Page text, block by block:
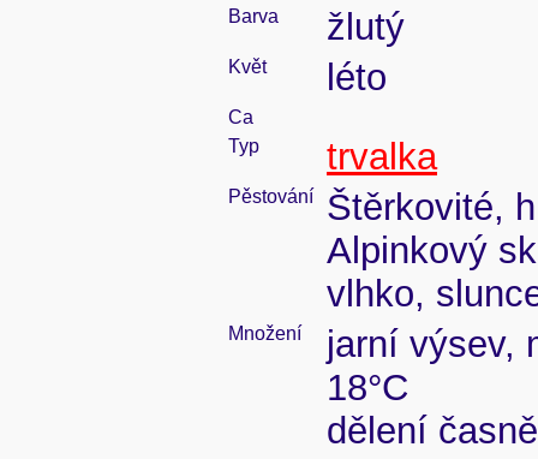
Barva žlutý
Květ léto
Ca
Typ
trvalka
Pěstování
Štěrkovité,
Alpinkový
vlhko,
Množení
jarní výsev,
18°C
dělení